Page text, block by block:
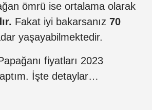
ömrü ise ortalama olarak
Fakat iyi bakarsanız 70
yaşayabilmektedir.
fiyatları 2023
İşte detaylar…